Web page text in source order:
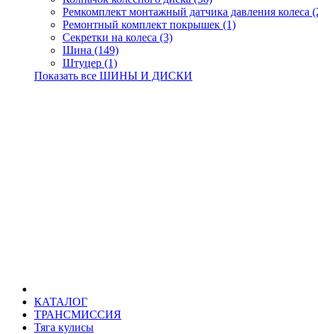
Ремкомплект монтажный датчика давления колеса
Ремонтный комплект покрышек (1)
Секретки на колеса (3)
Шина (149)
Штуцер (1)
Показать все ШИНЫ И ДИСКИ
КАТАЛОГ
ТРАНСМИССИЯ
Тяга кулисы